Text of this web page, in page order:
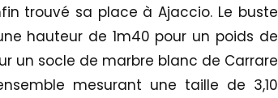
trouvé sa place à Ajaccio. Le buste
hauteur de 1m40 pour un poids de
un socle de marbre blanc de Carrare
mesurant une taille de 3,10